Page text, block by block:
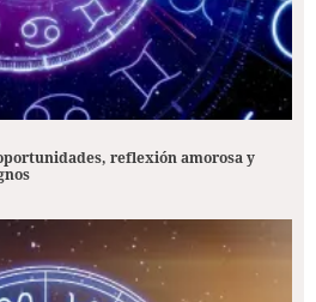
reflexión amorosa y